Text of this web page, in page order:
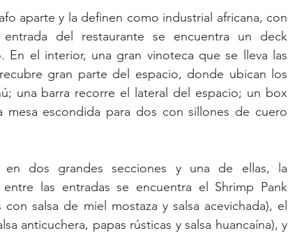
aparte y la definen como industrial africana, con
del restaurante se encuentra un deck
En el interior, una gran vinoteca que se lleva las
gran parte del espacio, donde ubican los
una barra recorre el lateral del espacio; un box
mesa escondida para dos con sillones de cuero
en dos grandes secciones y una de ellas, la
las entradas se encuentra el Shrimp Pank
salsa de miel mostaza y salsa acevichada), el
anticuchera, papas rústicas y salsa huancaína), y